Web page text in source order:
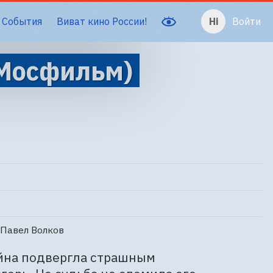
События Виват кино России! Войти
Волков
подвергла страшным